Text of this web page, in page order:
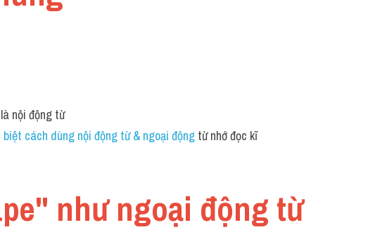
nội động từ
biệt cách dùng nội động từ & ngoại động từ nhớ đọc kĩ
như ngoại động từ